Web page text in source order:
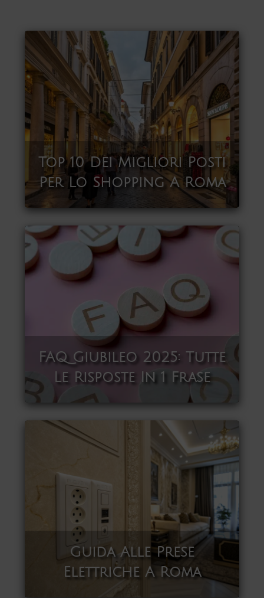
Top 10 Dei Migliori Posti
Per Lo Shopping A Roma
FAQ Giubileo 2025: Tutte
Le Risposte In 1 Frase
Guida Alle Prese
Elettriche A Roma